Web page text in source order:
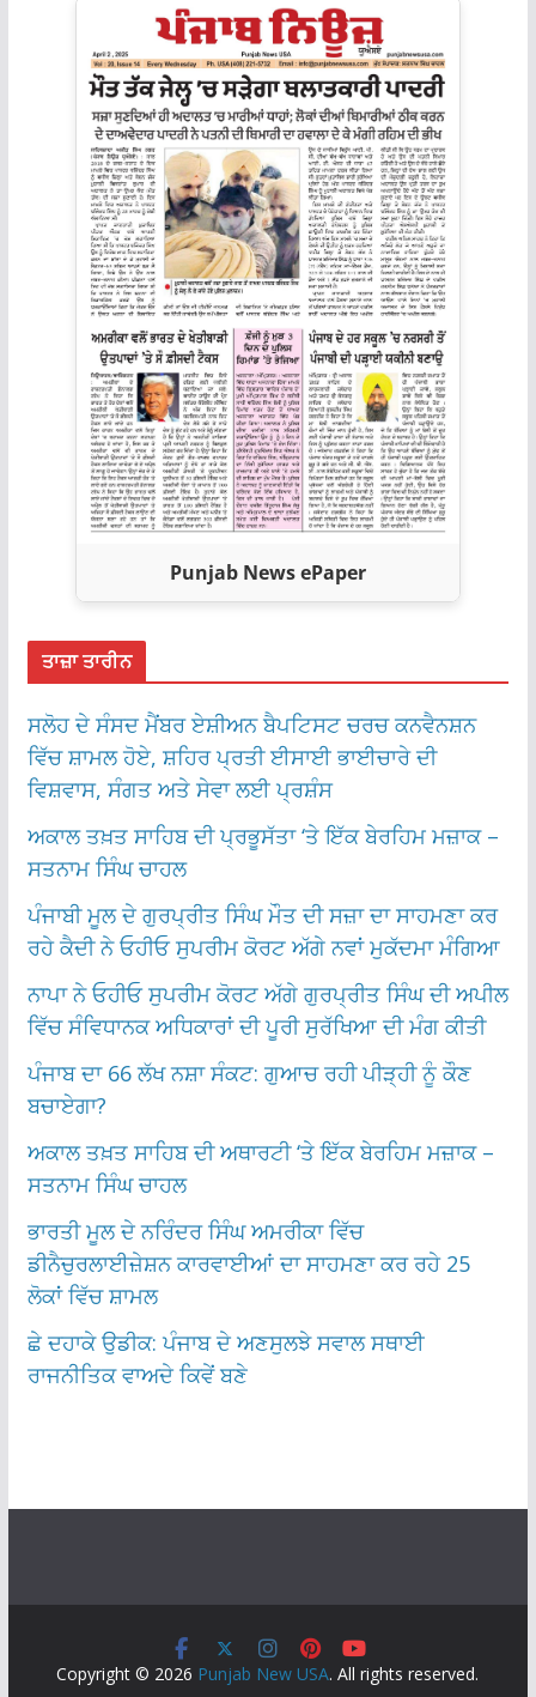
Punjab News ePaper
ਤਾਜ਼ਾ ਤਾਰੀਨ
ਸਲੋਹ ਦੇ ਸੰਸਦ ਮੈਂਬਰ ਏਸ਼ੀਅਨ ਬੈਪਟਿਸਟ ਚਰਚ ਕਨਵੈਨਸ਼ਨ
ਵਿੱਚ ਸ਼ਾਮਲ ਹੋਏ, ਸ਼ਹਿਰ ਪ੍ਰਤੀ ਈਸਾਈ ਭਾਈਚਾਰੇ ਦੀ
ਵਿਸ਼ਵਾਸ, ਸੰਗਤ ਅਤੇ ਸੇਵਾ ਲਈ ਪ੍ਰਸ਼ੰਸ
ਅਕਾਲ ਤਖ਼ਤ ਸਾਹਿਬ ਦੀ ਪ੍ਰਭੂਸੱਤਾ ‘ਤੇ ਇੱਕ ਬੇਰਹਿਮ ਮਜ਼ਾਕ –
ਸਤਨਾਮ ਸਿੰਘ ਚਾਹਲ
ਪੰਜਾਬੀ ਮੂਲ ਦੇ ਗੁਰਪ੍ਰੀਤ ਸਿੰਘ ਮੌਤ ਦੀ ਸਜ਼ਾ ਦਾ ਸਾਹਮਣਾ ਕਰ
ਰਹੇ ਕੈਦੀ ਨੇ ਓਹੀਓ ਸੁਪਰੀਮ ਕੋਰਟ ਅੱਗੇ ਨਵਾਂ ਮੁਕੱਦਮਾ ਮੰਗਿਆ
ਨਾਪਾ ਨੇ ਓਹੀਓ ਸੁਪਰੀਮ ਕੋਰਟ ਅੱਗੇ ਗੁਰਪ੍ਰੀਤ ਸਿੰਘ ਦੀ ਅਪੀਲ
ਵਿੱਚ ਸੰਵਿਧਾਨਕ ਅਧਿਕਾਰਾਂ ਦੀ ਪੂਰੀ ਸੁਰੱਖਿਆ ਦੀ ਮੰਗ ਕੀਤੀ
ਪੰਜਾਬ ਦਾ 66 ਲੱਖ ਨਸ਼ਾ ਸੰਕਟ: ਗੁਆਚ ਰਹੀ ਪੀੜ੍ਹੀ ਨੂੰ ਕੌਣ
ਬਚਾਏਗਾ?
ਅਕਾਲ ਤਖ਼ਤ ਸਾਹਿਬ ਦੀ ਅਥਾਰਟੀ ‘ਤੇ ਇੱਕ ਬੇਰਹਿਮ ਮਜ਼ਾਕ –
ਸਤਨਾਮ ਸਿੰਘ ਚਾਹਲ
ਭਾਰਤੀ ਮੂਲ ਦੇ ਨਰਿੰਦਰ ਸਿੰਘ ਅਮਰੀਕਾ ਵਿੱਚ
ਡੀਨੈਚੁਰਲਾਈਜ਼ੇਸ਼ਨ ਕਾਰਵਾਈਆਂ ਦਾ ਸਾਹਮਣਾ ਕਰ ਰਹੇ 25
ਲੋਕਾਂ ਵਿੱਚ ਸ਼ਾਮਲ
ਛੇ ਦਹਾਕੇ ਉਡੀਕ: ਪੰਜਾਬ ਦੇ ਅਣਸੁਲਝੇ ਸਵਾਲ ਸਥਾਈ
ਰਾਜਨੀਤਿਕ ਵਾਅਦੇ ਕਿਵੇਂ ਬਣੇ
Copyright © 2026 Punjab New USA. All rights reserved.